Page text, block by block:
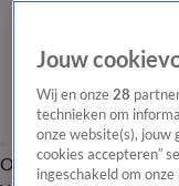
Overzicht Onze
Jouw
Wij en onze28
technieken om
onze website(s), jouw
cookies accepteren”
ingeschakeld om